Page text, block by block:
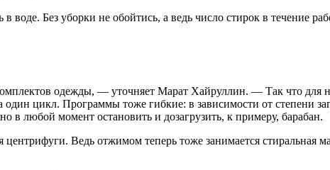
воде. Без уборки не обойтись, а ведь число стирок в течение
одежды, — уточняет Марат Хайруллин. — Так что для
один цикл. Программы тоже гибкие: в зависимости от степени
любой момент остановить и дозагрузить, к примеру, барабан.
Ведь отжимом теперь тоже занимается стиральная